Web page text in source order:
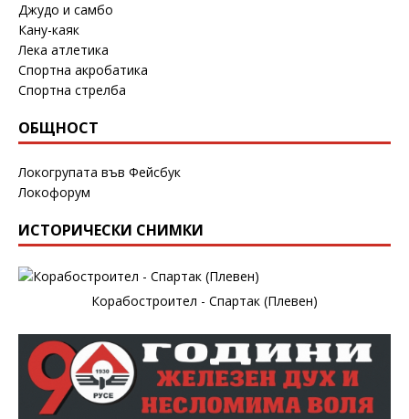
Джудо и самбо
Кану-каяк
Лека атлетика
Спортна акробатика
Спортна стрелба
ОБЩНОСТ
Локогрупата във Фейсбук
Локофорум
ИСТОРИЧЕСКИ СНИМКИ
Корабостроител - Спартак (Плевен)